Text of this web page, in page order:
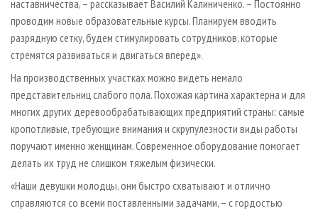
наставничества, – рассказывает Василий Калиниченко. – Постоянно
проводим новые образовательные курсы. Планируем вводить
разрядную сетку, будем стимулировать сотрудников, которые
стремятся развиваться и двигаться вперед».
На производственных участках можно видеть немало
представительниц слабого пола. Похожая картина характерна и для
многих других деревообрабатывающих предприятий страны: самые
кропотливые, требующие внимания и скрупулезности виды работы
поручают именно женщинам. Современное оборудование помогает
делать их труд не слишком тяжелым физически.
«Наши девушки молодцы, они быстро схватывают и отлично
справляются со всеми поставленными задачами, – с гордостью